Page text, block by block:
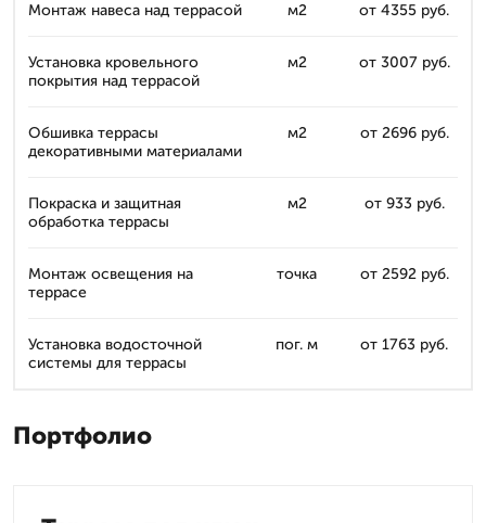
Монтаж навеса над террасой м2 от 4355 руб.
Установка кровельного
покрытия над террасой
м2 от 3007 руб.
Обшивка террасы
декоративными материалами
м2 от 2696 руб.
Покраска и защитная
обработка террасы
м2 от 933 руб.
Монтаж освещения на
террасе
точка от 2592 руб.
Установка водосточной
системы для террасы
пог. м от 1763 руб.
Портфолио